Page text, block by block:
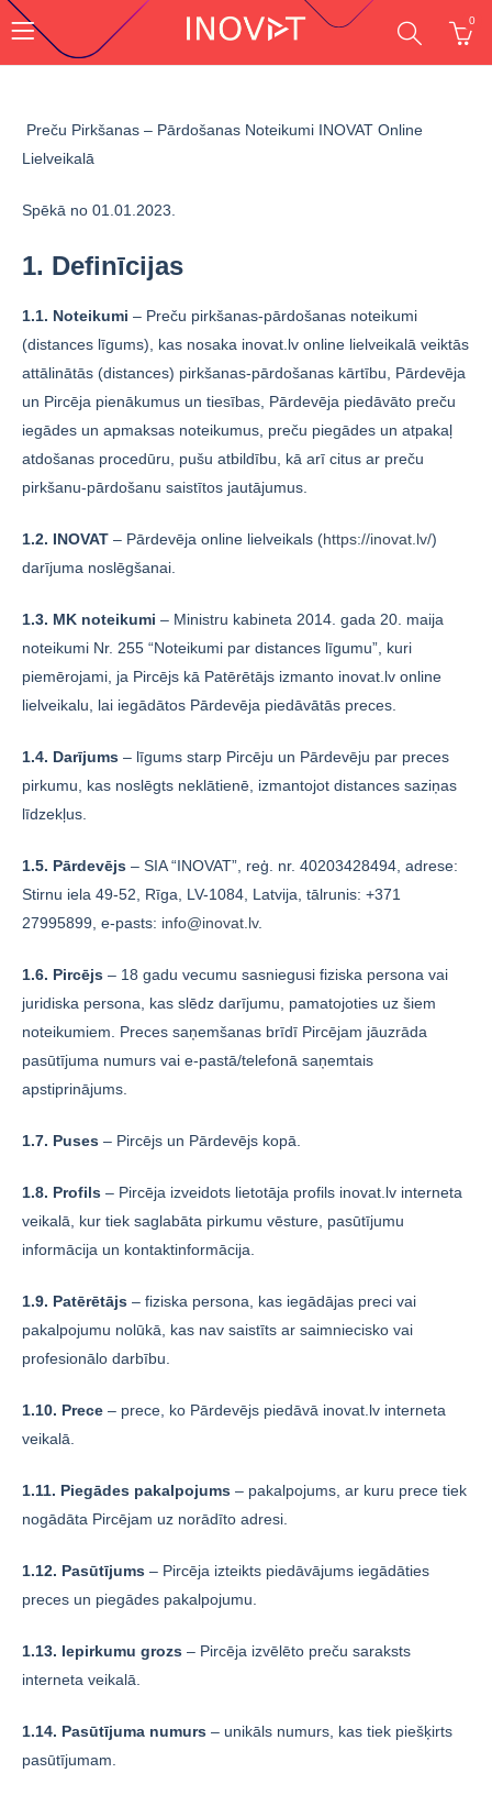
0
Preču Pirkšanas – Pārdošanas Noteikumi INOVAT Online
Lielveikalā
Spēkā no 01.01.2023.
1. Definīcijas
1.1. Noteikumi – Preču pirkšanas-pārdošanas noteikumi
(distances līgums), kas nosaka inovat.lv online lielveikalā veiktās
attālinātās (distances) pirkšanas-pārdošanas kārtību, Pārdevēja
un Pircēja pienākumus un tiesības, Pārdevēja piedāvāto preču
iegādes un apmaksas noteikumus, preču piegādes un atpakaļ
atdošanas procedūru, pušu atbildību, kā arī citus ar preču
pirkšanu-pārdošanu saistītos jautājumus.
1.2. INOVAT – Pārdevēja online lielveikals (https://inovat.lv/)
darījuma noslēgšanai.
1.3. MK noteikumi – Ministru kabineta 2014. gada 20. maija
noteikumi Nr. 255 “Noteikumi par distances līgumu”, kuri
piemērojami, ja Pircējs kā Patērētājs izmanto inovat.lv online
lielveikalu, lai iegādātos Pārdevēja piedāvātās preces.
1.4. Darījums – līgums starp Pircēju un Pārdevēju par preces
pirkumu, kas noslēgts neklātienē, izmantojot distances saziņas
līdzekļus.
1.5. Pārdevējs – SIA “INOVAT”, reģ. nr. 40203428494, adrese:
Stirnu iela 49-52, Rīga, LV-1084, Latvija, tālrunis: +371
27995899, e-pasts: info@inovat.lv.
1.6. Pircējs – 18 gadu vecumu sasniegusi fiziska persona vai
juridiska persona, kas slēdz darījumu, pamatojoties uz šiem
noteikumiem. Preces saņemšanas brīdī Pircējam jāuzrāda
pasūtījuma numurs vai e-pastā/telefonā saņemtais
apstiprinājums.
1.7. Puses – Pircējs un Pārdevējs kopā.
1.8. Profils – Pircēja izveidots lietotāja profils inovat.lv interneta
veikalā, kur tiek saglabāta pirkumu vēsture, pasūtījumu
informācija un kontaktinformācija.
1.9. Patērētājs – fiziska persona, kas iegādājas preci vai
pakalpojumu nolūkā, kas nav saistīts ar saimniecisko vai
profesionālo darbību.
1.10. Prece – prece, ko Pārdevējs piedāvā inovat.lv interneta
veikalā.
1.11. Piegādes pakalpojums – pakalpojums, ar kuru prece tiek
nogādāta Pircējam uz norādīto adresi.
1.12. Pasūtījums – Pircēja izteikts piedāvājums iegādāties
preces un piegādes pakalpojumu.
1.13. Iepirkumu grozs – Pircēja izvēlēto preču saraksts
interneta veikalā.
1.14. Pasūtījuma numurs – unikāls numurs, kas tiek piešķirts
pasūtījumam.